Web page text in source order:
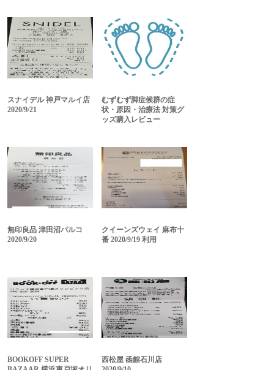
スナイデル 神戸マルイ店
2020/9/21
むずむず脚症候群の症
状・原因・治療法 対策グ
ッズ購入レビュー
無印良品 津田沼パルコ
2020/9/20
クイーンズウェイ 麻布十
番 2020/9/19 利用
BOOKOFF SUPER
西松屋 函館石川店